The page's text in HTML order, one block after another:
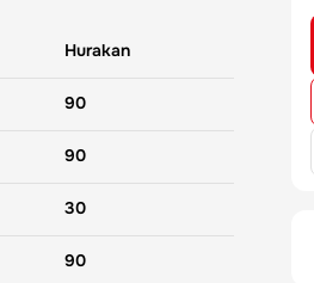
Hurakan
90
90
30
90